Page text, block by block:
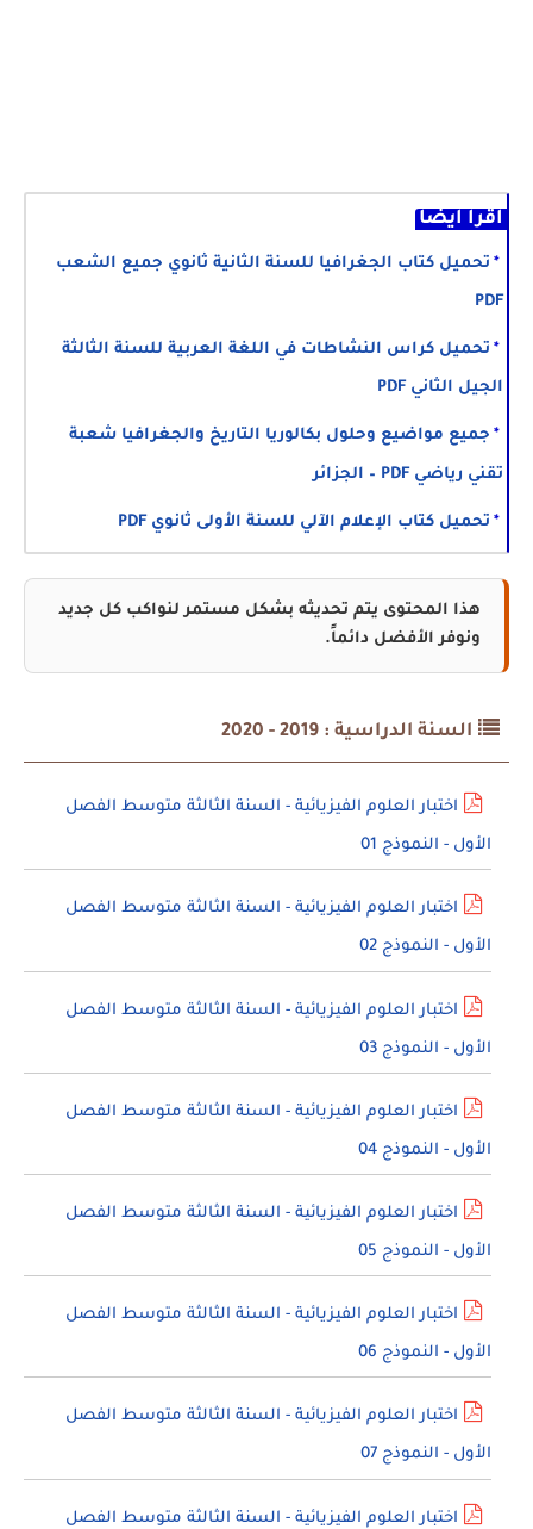
اقرأ أيضا
تحميل كتاب الجغرافيا للسنة الثانية ثانوي جميع الشعب
PDF
تحميل كراس النشاطات في اللغة العربية للسنة الثالثة
الجيل الثاني PDF
جميع مواضيع وحلول بكالوريا التاريخ والجغرافيا شعبة
تقني رياضي PDF – الجزائر
تحميل كتاب الإعلام الآلي للسنة الأولى ثانوي PDF
هذا المحتوى يتم تحديثه بشكل مستمر لنواكب كل جديد
ونوفر الأفضل دائماً.
السنة الدراسية : 2019 - 2020
اختبار العلوم الفيزيائية - السنة الثالثة متوسط الفصل
الأول - النموذج 01
اختبار العلوم الفيزيائية - السنة الثالثة متوسط الفصل
الأول - النموذج 02
اختبار العلوم الفيزيائية - السنة الثالثة متوسط الفصل
الأول - النموذج 03
اختبار العلوم الفيزيائية - السنة الثالثة متوسط الفصل
الأول - النموذج 04
اختبار العلوم الفيزيائية - السنة الثالثة متوسط الفصل
الأول - النموذج 05
اختبار العلوم الفيزيائية - السنة الثالثة متوسط الفصل
الأول - النموذج 06
اختبار العلوم الفيزيائية - السنة الثالثة متوسط الفصل
الأول - النموذج 07
اختبار العلوم الفيزيائية - السنة الثالثة متوسط الفصل